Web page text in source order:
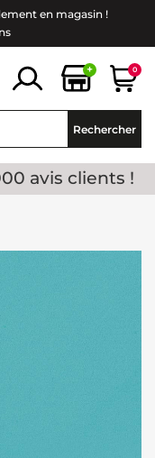
en magasin !
+ 0
Rechercher
avis clients !